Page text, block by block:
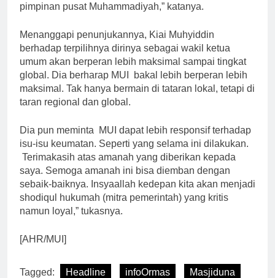
pimpinan pusat Muhammadiyah,” katanya.
Menanggapi penunjukannya, Kiai Muhyiddin
berhadap terpilihnya dirinya sebagai wakil ketua
umum akan berperan lebih maksimal sampai tingkat
global. Dia berharap MUI bakal lebih berperan lebih
maksimal. Tak hanya bermain di tataran lokal, tetapi di
taran regional dan global.
Dia pun meminta MUI dapat lebih responsif terhadap
isu-isu keumatan. Seperti yang selama ini dilakukan.
Terimakasih atas amanah yang diberikan kepada
saya. Semoga amanah ini bisa diemban dengan
sebaik-baiknya. Insyaallah kedepan kita akan menjadi
shodiqul hukumah (mitra pemerintah) yang kritis
namun loyal,” tukasnya.
[AHR/MUI]
Tagged: Headline infoOrmas Masjiduna